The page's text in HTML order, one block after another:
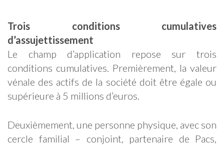
Trois conditions cumulatives
d’assujettissement
Le champ d’application repose sur trois
conditions cumulatives. Premièrement, la valeur
vénale des actifs de la société doit être égale ou
supérieure à 5 millions d’euros.
Deuxièmement, une personne physique, avec son
cercle familial – conjoint, partenaire de Pacs,